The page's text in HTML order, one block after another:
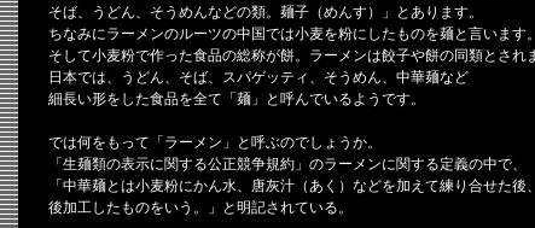
そば、うどん、そうめんなどの類。麺子（めんす）」とあります。
ちなみにラーメンのルーツの中国では小麦を粉にしたものを麺と言います。
そして小麦粉で作った食品の総称が餅。ラーメンは餃子や餅の同類とされ
日本では、うどん、そば、スパゲッティ、そうめん、中華麺など
細長い形をした食品を全て「麺」と呼んでいるようです。
では何をもって「ラーメン」と呼ぶのでしょうか。
「生麺類の表示に関する公正競争規約」のラーメンに関する定義の中で、
「中華麺とは小麦粉にかん水、唐灰汁（あく）などを加えて練り合せた
後加工したものをいう。」と明記されている。